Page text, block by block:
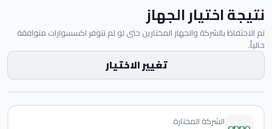
نتيجة اختيار الجهاز
تم الاحتفاظ بالشركة والجهاز المختارين حتى لو لم تتوفر اكسسوارات متوافقة
حالياً.
تغيير الاختيار
الشركة المختارة